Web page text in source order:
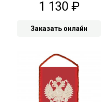
1 130 ₽
Заказать онлайн